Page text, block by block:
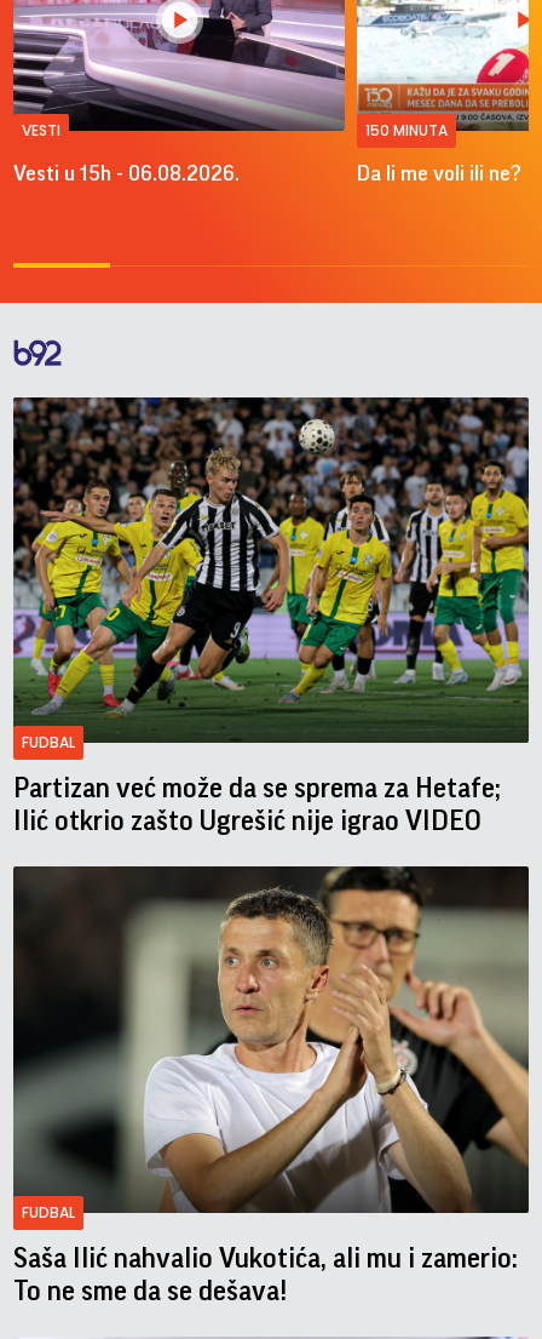
VESTI
Vesti u 15h - 06.08.2026.
150 MINUTA
Da li me voli ili ne?
FUDBAL
Partizan već može da se sprema za Hetafe;
Ilić otkrio zašto Ugrešić nije igrao VIDEO
FUDBAL
Saša Ilić nahvalio Vukotića, ali mu i zamerio:
To ne sme da se dešava!